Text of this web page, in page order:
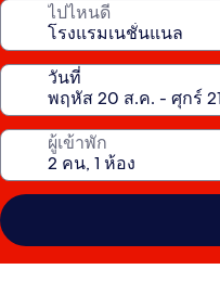
ไปไหนดี
วันที่
ผู้เข้าพัก